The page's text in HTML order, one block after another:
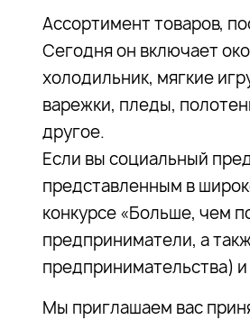
Ассортимент товаров,
Сегодня он включает
холодильник, мягкие
варежки, пледы,
другое.
Если вы социальный
представленным в
конкурсе «Больше, чем
предприниматели, а
предпринимательства)
Мы приглашаем вас